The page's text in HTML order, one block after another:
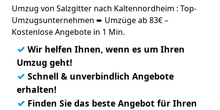
Umzug von Salzgitter nach Kaltennordheim : Top-
Umzugsunternehmen ➨ Umzüge ab 83€ –
Kostenlose Angebote in 1 Min.
✓ Wir helfen Ihnen, wenn es um Ihren
Umzug geht!
✓ Schnell & unverbindlich Angebote
erhalten!
✓ Finden Sie das beste Angebot für Ihren